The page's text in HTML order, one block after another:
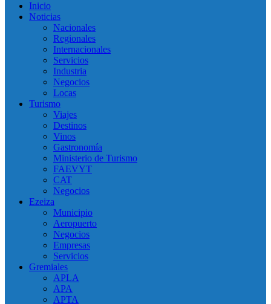
Inicio
Noticias
Nacionales
Regionales
Internacionales
Servicios
Industria
Negocios
Locas
Turismo
Viajes
Destinos
Vinos
Gastronomía
Ministerio de Turismo
FAEVYT
CAT
Negocios
Ezeiza
Municipio
Aeropuerto
Negocios
Empresas
Servicios
Gremiales
APLA
APA
APTA